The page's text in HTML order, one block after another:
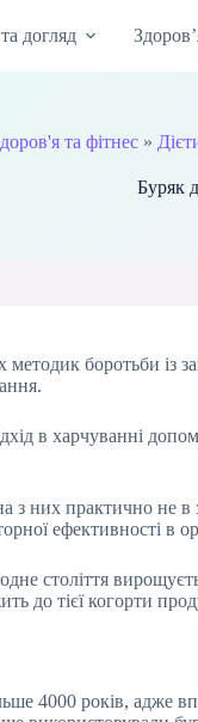
догляд
та фітнес»
Буряк
методик боротьби
в харчуванні
них практично не в
ефективності в
століття
до тієї когорти
4000 років,